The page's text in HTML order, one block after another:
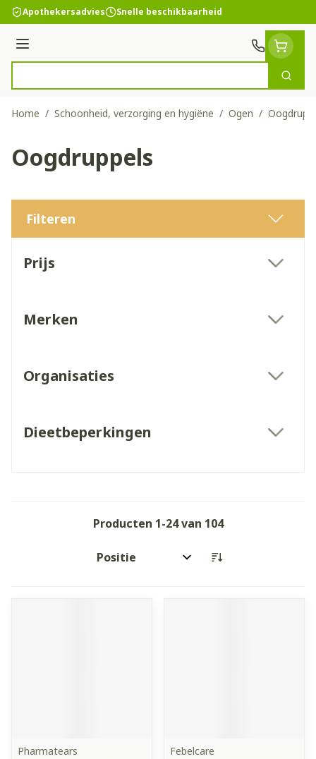
Ga naar de inhoud
Apothekersadvies Snelle beschikbaarheid
Menu
Zoek
Home / Schoonheid, verzorging en hygiëne / Ogen /
Oogdruppels
Filteren
Prijs
Merken
Organisaties
Dieetbeperkingen
Producten 1-24van 104
Sorteer op:
Pharmatears
Febelcare